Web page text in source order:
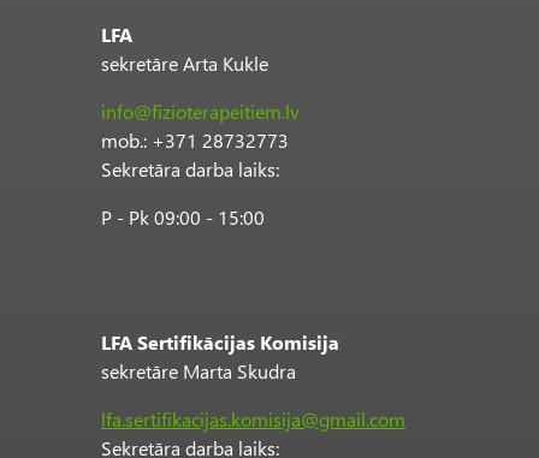
LFA
sekretāre Arta Kukle
info@fizioterapeitiem.lv
mob.: +371 28732773
Sekretāra darba laiks:
P - Pk 09:00 - 15:00
LFA Sertifikācijas Komisija
sekretāre Marta Skudra
lfa.sertifikacijas.komisija@gmail.com
Sekretāra darba laiks: